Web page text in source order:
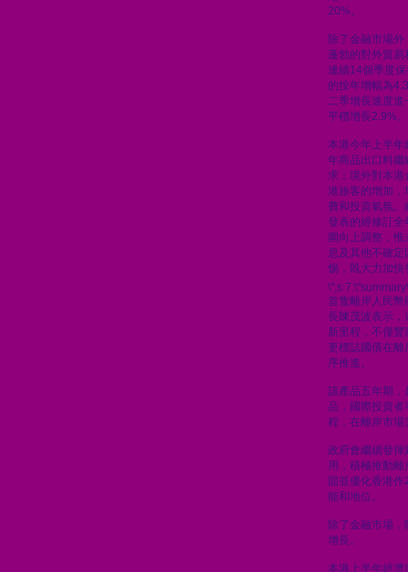
20%。
除了金融市場
蓬勃的對外貿易
連續14個季度
的按年增幅為
二季增長速度
平穩增長2.9%。
本港今年上半
年商品出口料繼
求；境外對本港
港旅客的增加，
費和投資氣氛
發表的經修訂全
圍向上調整，
息及其他不確定
惕，既大力加快
首隻離岸人民幣
長陳茂波表示，
新里程，不僅
更標誌國債在
序推進。
該產品五年期，
品，國際投資者
程，在離岸市場
政府會繼續發揮
用，積極推動
固並優化香港
能和地位。
除了金融市場
增長。
本港上半年經